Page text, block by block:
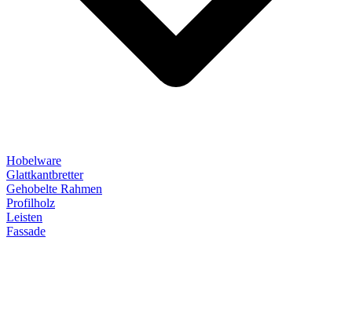
Hobelware
Glattkantbretter
Gehobelte Rahmen
Profilholz
Leisten
Fassade